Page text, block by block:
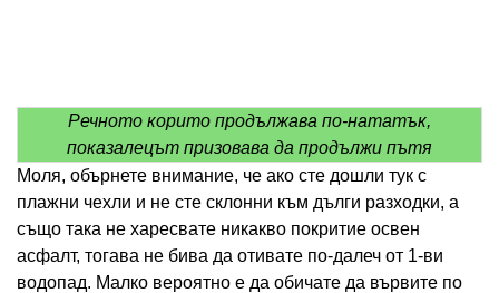
Речното корито продължава по-нататък,
показалецът призовава да продължи пътя
Моля, обърнете внимание, че ако сте дошли тук с
плажни чехли и не сте склонни към дълги разходки, а
също така не харесвате никакво покритие освен
асфалт, тогава не бива да отивате по-далеч от 1-ви
водопад. Малко вероятно е да обичате да вървите по